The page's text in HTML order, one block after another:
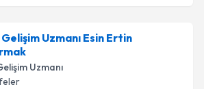
Uzmanı Kader Gökiçin randevu
Size bu uzmandan randevu
takvim hazırlandığında e-posta ile
Uzmanı Esin Ertin
Uzmanı